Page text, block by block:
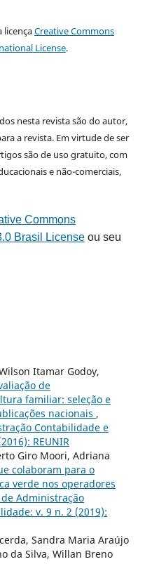
licençaCreative Commons
License.
nesta revista são do autor,
a revista. Em virtude de ser
são de uso gratuito, com
e não-comerciais,
Commons
Brasil Licenseou seu
Itamar Godoy,
de
familiar: seleção e
nacionais ,
Contabilidade e
REUNIR
Giro Moori, Adriana
colaboram para o
verde nos operadores
de Administração
v. 9 n. 2 (2019):
Sandra Maria Araújo
da Silva, Willan Breno